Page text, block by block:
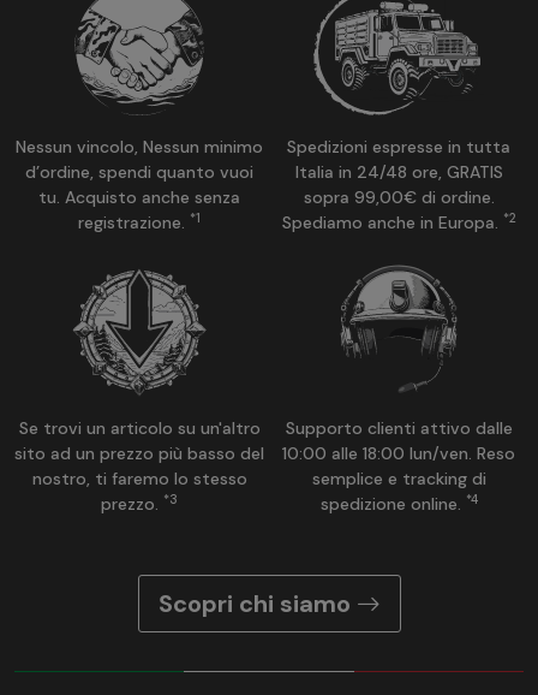
Nessun vincolo, Nessun minimo
d’ordine, spendi quanto vuoi
tu. Acquisto anche senza
registrazione. *1
Spedizioni espresse in tutta
Italia in 24/48 ore, GRATIS
sopra 99,00€ di ordine.
Spediamo anche in Europa. *2
Se trovi un articolo su un'altro
sito ad un prezzo più basso del
nostro, ti faremo lo stesso
prezzo. *3
Supporto clienti attivo dalle
10:00 alle 18:00 lun/ven. Reso
semplice e tracking di
spedizione online. *4
Scopri chi siamo